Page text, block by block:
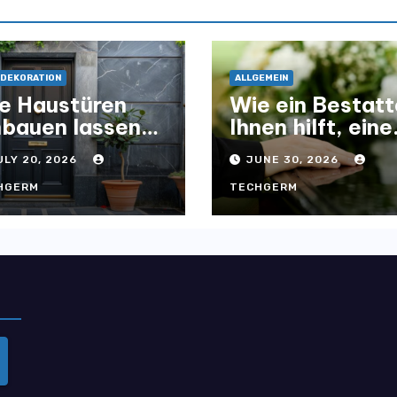
Haustüren
lassen
und
20, 2026
ALLGEMEIN
Wie ein
Ihnen hilft, eine
würdevolle
für Ihre
zu gestalten
JUNE 30, 2026
TECHGERM